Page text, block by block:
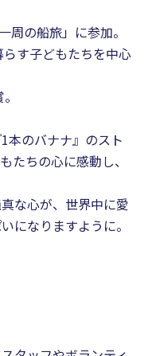
周の船旅」に参加。
す子どもたちを中心
本のバナナ』のスト
たちの心に感動し、
な心が、世界中に愛
になりますように。